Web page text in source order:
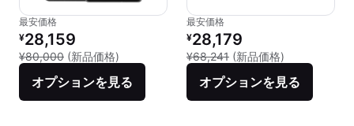
最安価格
リファービッシュ品の価格：
¥28,159
¥80,000 (新品価格) 新品との比較：¥80,000
オプションを見る
最安価格
リファービッシュ品の価格：
¥28,179
¥68,241 (新品価格)
オプションを見る